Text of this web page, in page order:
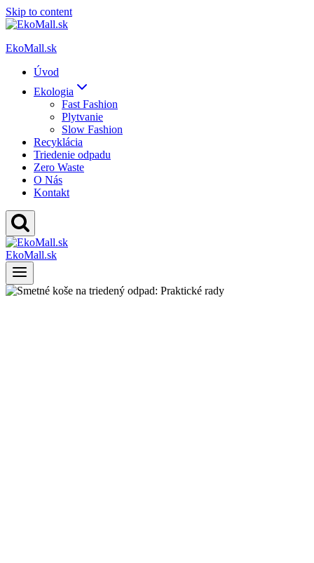
Skip to content
EkoMall.sk
Úvod
Ekologia
Fast Fashion
Plytvanie
Slow Fashion
Recyklácia
Triedenie odpadu
Zero Waste
O Nás
Kontakt
EkoMall.sk